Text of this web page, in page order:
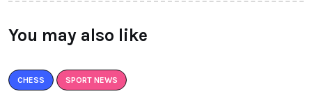
You may also like
CHESS SPORT NEWS